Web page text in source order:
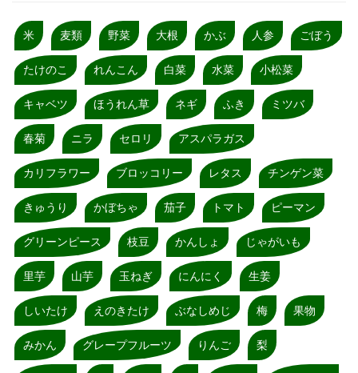
米 麦類 野菜 大根 かぶ 人参 ごぼう
たけのこ れんこん 白菜 水菜 小松菜
キャベツ ほうれん草 ネギ ふき ミツバ
春菊 ニラ セロリ アスパラガス
カリフラワー ブロッコリー レタス チンゲン菜
きゅうり かぼちゃ 茄子 トマト ピーマン
グリーンピース 枝豆 かんしょ じゃがいも
里芋 山芋 玉ねぎ にんにく 生姜
しいたけ えのきたけ ぶなしめじ 梅 果物
みかん グレープフルーツ りんご 梨